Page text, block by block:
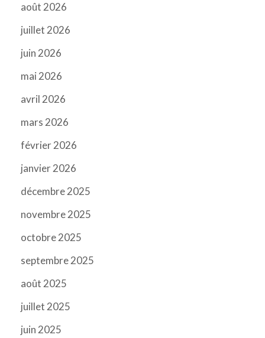
août 2026
juillet 2026
juin 2026
mai 2026
avril 2026
mars 2026
février 2026
janvier 2026
décembre 2025
novembre 2025
octobre 2025
septembre 2025
août 2025
juillet 2025
juin 2025